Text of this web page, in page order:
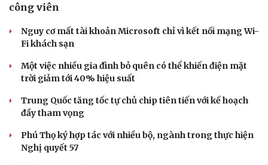
công viên
Nguy cơ mất tài khoản Microsoft chỉ vì kết nối mạng Wi-
Fi khách sạn
Một việc nhiều gia đình bỏ quên có thể khiến điện mặt
trời giảm tới 40% hiệu suất
Trung Quốc tăng tốc tự chủ chip tiên tiến với kế hoạch
đầy tham vọng
Phú Thọ ký hợp tác với nhiều bộ, ngành trong thực hiện
Nghị quyết 57